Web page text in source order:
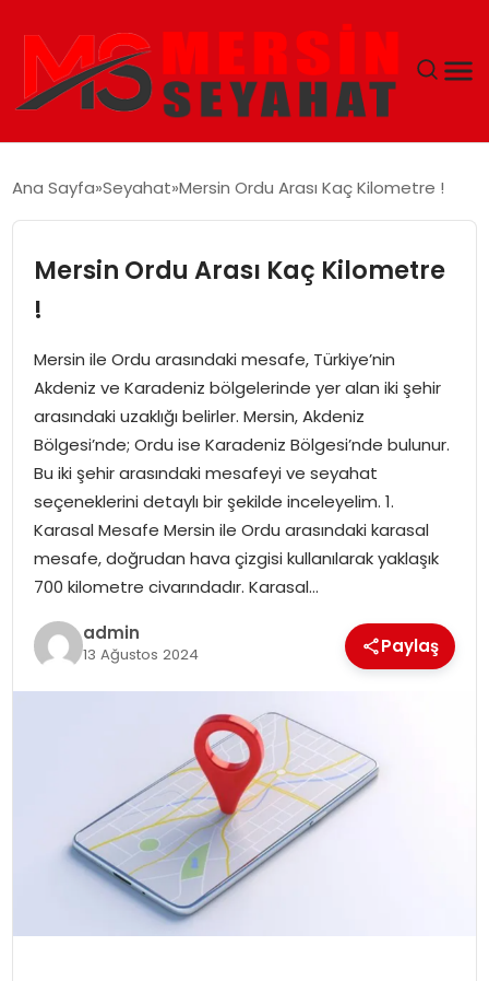
EKONOMI
EĞITIM
GÜNCEL
Ana Sayfa Seyahat Mersin Ordu Arası Kaç Kilometre !
Mersin Ordu Arası Kaç Kilometre
!
Mersin ile Ordu arasındaki mesafe, Türkiye’nin
Akdeniz ve Karadeniz bölgelerinde yer alan iki şehir
arasındaki uzaklığı belirler. Mersin, Akdeniz
Bölgesi’nde; Ordu ise Karadeniz Bölgesi’nde bulunur.
Bu iki şehir arasındaki mesafeyi ve seyahat
seçeneklerini detaylı bir şekilde inceleyelim. 1.
Karasal Mesafe Mersin ile Ordu arasındaki karasal
mesafe, doğrudan hava çizgisi kullanılarak yaklaşık
700 kilometre civarındadır. Karasal…
admin
13 Ağustos 2024 Paylaş